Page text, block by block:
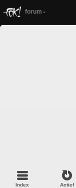
forum
Index Actief